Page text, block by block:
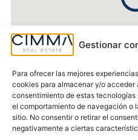
Gestionar
Para ofrecer las mejores
cookies para almacenar y/o acceder
consentimiento de estas
el comportamiento de navegación o
sitio. No consentir o retirar el
negativamente a ciertas
Certificado